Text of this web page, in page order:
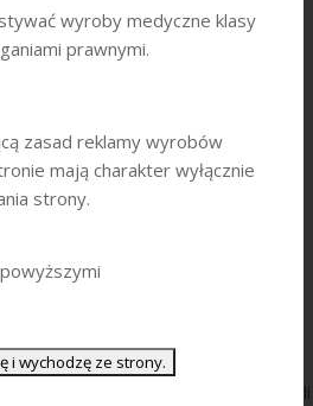
i realizujemy je według
wyroby medyczne klasy
prawnymi.
zasad reklamy wyrobów
mają charakter wyłącznie
strony.